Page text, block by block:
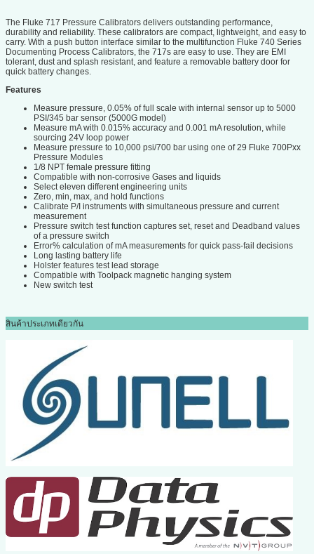
The Fluke 717 Pressure Calibrators delivers outstanding performance,
durability and reliability. These calibrators are compact, lightweight, and easy to
carry. With a push button interface similar to the multifunction Fluke 740 Series
Documenting Process Calibrators, the 717s are easy to use. They are EMI
tolerant, dust and splash resistant, and feature a removable battery door for
quick battery changes.
Features
Measure pressure, 0.05% of full scale with internal sensor up to 5000
PSI/345 bar sensor (5000G model)
Measure mA with 0.015% accuracy and 0.001 mA resolution, while
sourcing 24V loop power
Measure pressure to 10,000 psi/700 bar using one of 29 Fluke 700Pxx
Pressure Modules
1/8 NPT female pressure fitting
Compatible with non-corrosive Gases and liquids
Select eleven different engineering units
Zero, min, max, and hold functions
Calibrate P/I instruments with simultaneous pressure and current
measurement
Pressure switch test function captures set, reset and Deadband values
of a pressure switch
Error% calculation of mA measurements for quick pass-fail decisions
Long lasting battery life
Holster features test lead storage
Compatible with Toolpack magnetic hanging system
New switch test
สินค้าประเภทเดียวกัน